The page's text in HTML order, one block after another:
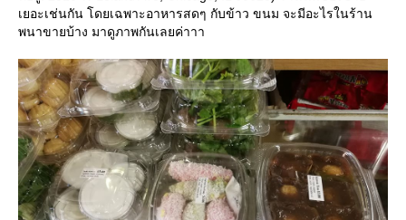
เยอะเช่นกัน โดยเฉพาะอาหารสดๆ กับข้าว ขนม จะมีอะไรในร้าน
พนาขายบ้าง มาดูภาพกันเลยค่าาา